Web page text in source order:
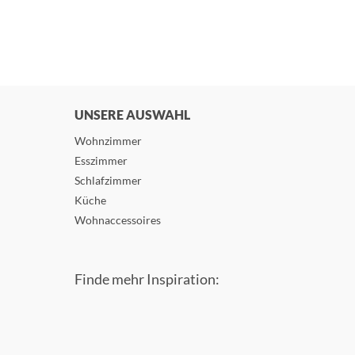
UNSERE AUSWAHL
Wohnzimmer
Esszimmer
Schlafzimmer
Küche
Wohnaccessoires
Finde mehr Inspiration: